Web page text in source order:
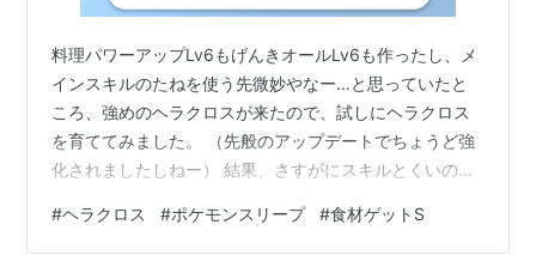
料理パワーアップLv6もげんきオールLv6も作ったし、メ
インスキルのたねを使う先微妙やなー…と思っていたと
ころ、強めのヘラクロスが来たので、試しにヘラクロス
を育ててみました。 （先般のアップデートでちょうど強
化されましたしねー） 結果、さすがにスキルとくいの
す。（追記：Lv7のヘラクロスはさらにつよいです。マジ
でつよい。） 育てたヘラクロスの概要 ヘラクロスの基本
#ヘラクロス #ポケモンスリープ #食材ゲットS